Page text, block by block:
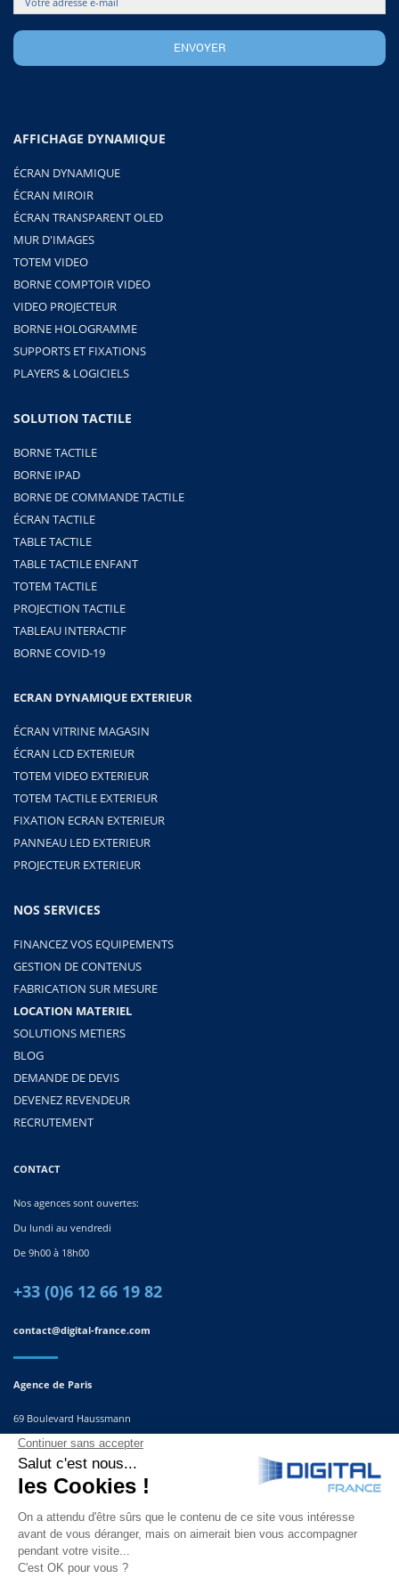
AFFICHAGE DYNAMIQUE
ÉCRAN DYNAMIQUE
ÉCRAN MIROIR
ÉCRAN TRANSPARENT OLED
MUR D'IMAGES
TOTEM VIDEO
BORNE COMPTOIR VIDEO
VIDEO PROJECTEUR
BORNE HOLOGRAMME
SUPPORTS ET FIXATIONS
PLAYERS & LOGICIELS
SOLUTION TACTILE
BORNE TACTILE
BORNE IPAD
BORNE DE COMMANDE TACTILE
ÉCRAN TACTILE
TABLE TACTILE
TABLE TACTILE ENFANT
TOTEM TACTILE
PROJECTION TACTILE
TABLEAU INTERACTIF
BORNE COVID-19
ECRAN DYNAMIQUE EXTERIEUR
ÉCRAN VITRINE MAGASIN
ÉCRAN LCD EXTERIEUR
TOTEM VIDEO EXTERIEUR
TOTEM TACTILE EXTERIEUR
FIXATION ECRAN EXTERIEUR
PANNEAU LED EXTERIEUR
PROJECTEUR EXTERIEUR
NOS SERVICES
FINANCEZ VOS EQUIPEMENTS
GESTION DE CONTENUS
FABRICATION SUR MESURE
LOCATION MATERIEL
SOLUTIONS METIERS
BLOG
DEMANDE DE DEVIS
DEVENEZ REVENDEUR
RECRUTEMENT
CONTACT
Nos agences sont ouvertes:
Du lundi au vendredi
De 9h00 à 18h00
+33 (0)6 12 66 19 82
contact@digital-france.com
Agence de Paris
69 Boulevard Haussmann
75008, Paris
France
Agence du Sud-Est
291 Rue Albert Caquot
06560 Valbonne